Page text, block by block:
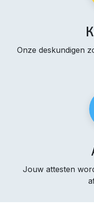
Onze deskundigen
Jouw attesten